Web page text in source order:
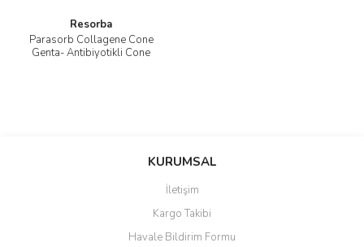
Resorba
Parasorb Collagene Cone
Genta- Antibiyotikli Cone
KURUMSAL
İletişim
Kargo Takibi
Havale Bildirim Formu